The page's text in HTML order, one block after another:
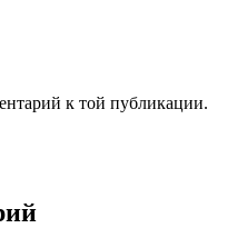
к той публикации.